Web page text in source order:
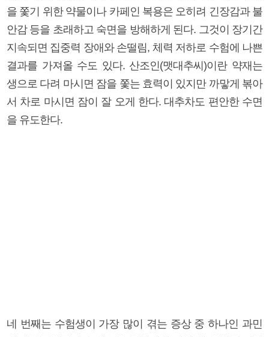
을 쫓기 위한 약물이나 카페인 복용은 오히려 긴장감과 불
안감 등을 초래하고 숙면을 방해하게 된다. 그것이 장기간
지속되면 집중력 장애와 손떨림, 체력 저하로 수험에 나쁜
결과를 가져올 수도 있다. 산조인(맷대추씨)이란 약재는
생으로 다려 마시면 잠을 쫓는 효력이 있지만 까맣게 볶아
서 차로 마시면 잠이 잘 오게 한다. 대추차도 편안한 수면
을 유도한다.
네 번째는 수험생이 가장 많이 겪는 증상 중 하나인 과민